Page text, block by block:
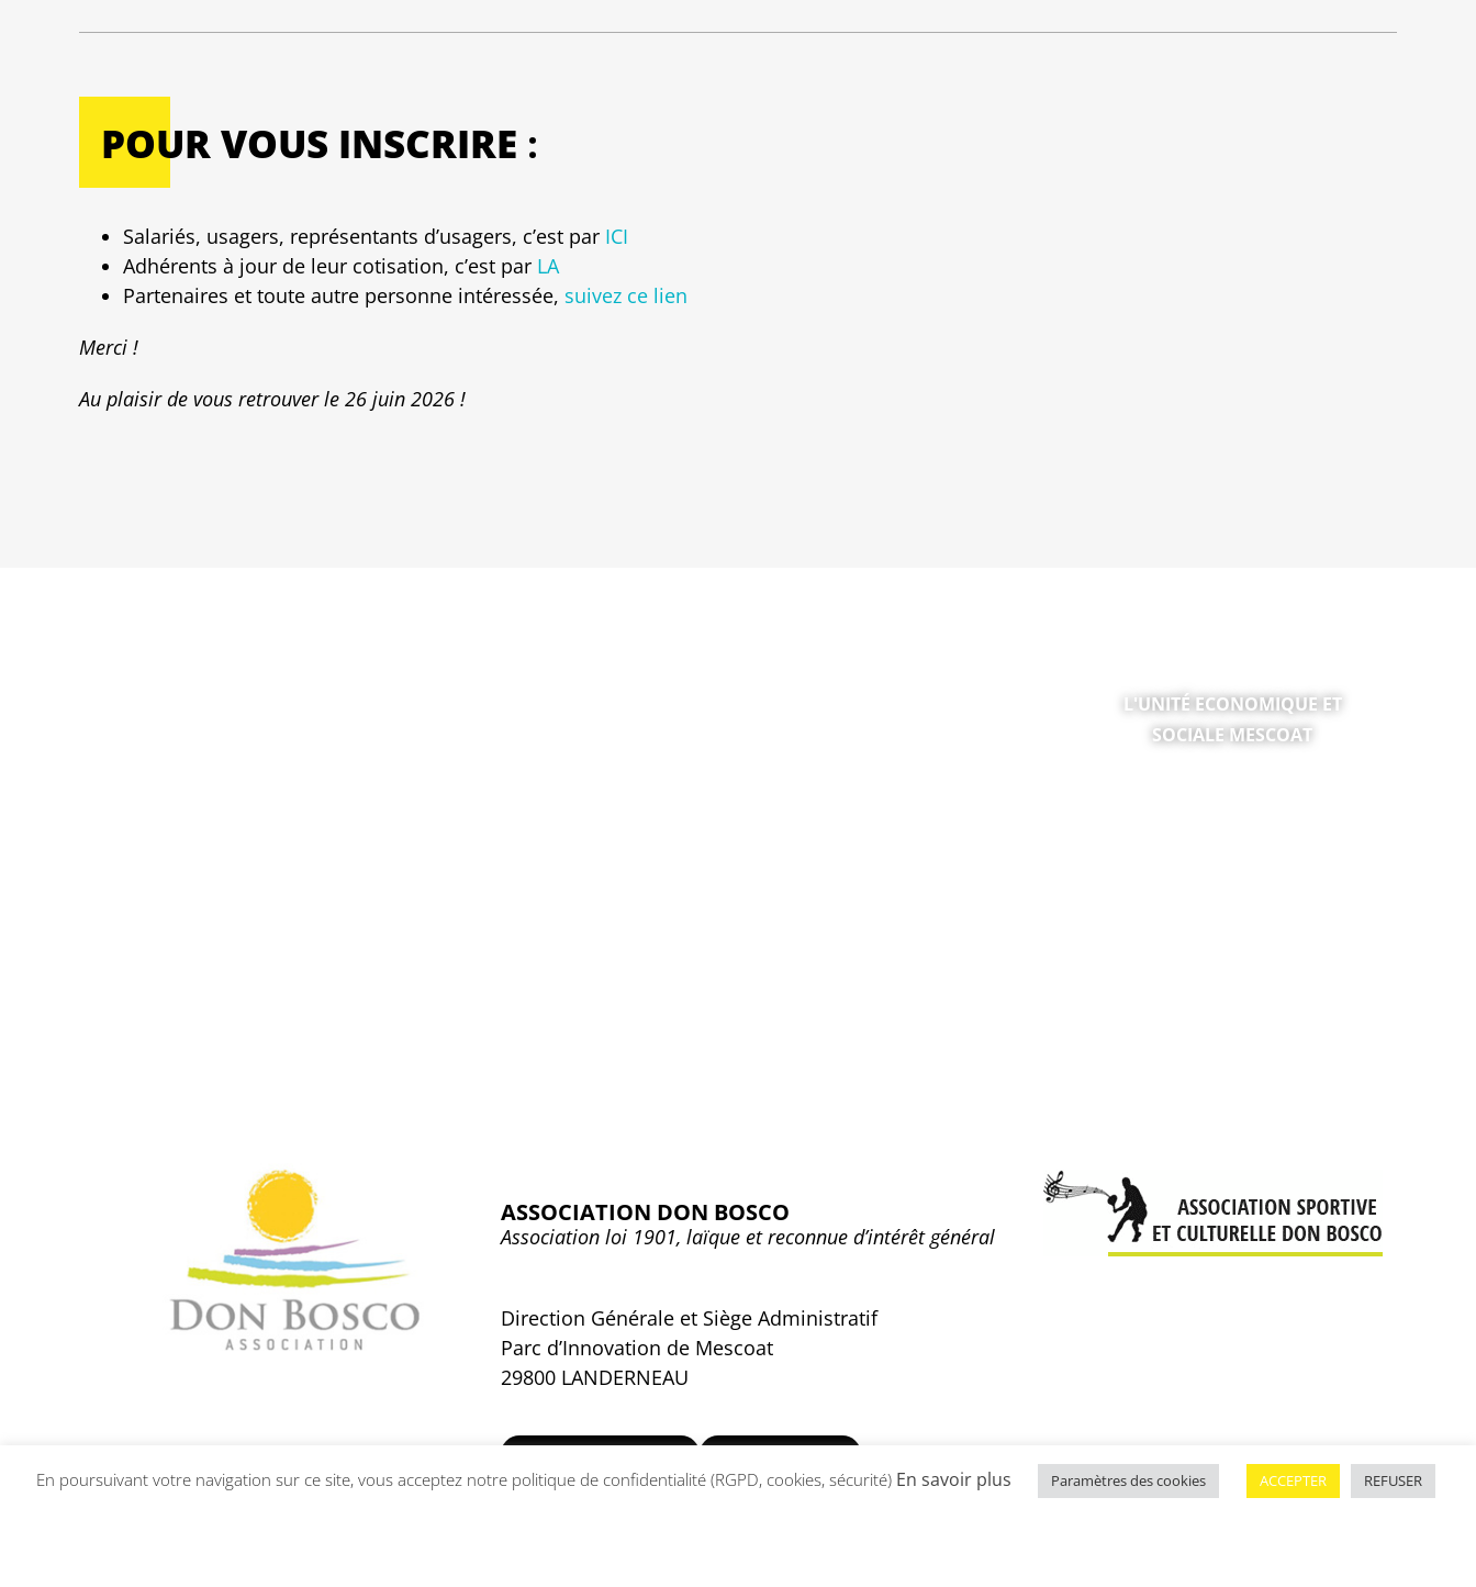
POUR VOUS INSCRIRE :
Salariés, usagers, représentants d’usagers, c’est par ICI
Adhérents à jour de leur cotisation, c’est par LA
Partenaires et toute autre personne intéressée, suivez ce lien
Merci !
Au plaisir de vous retrouver le 26 juin 2026 !
L'UNITÉ ECONOMIQUE ET
SOCIALE MESCOAT
ASSOCIATION DON BOSCO
Association loi 1901, laïque et reconnue d’intérêt général
Direction Générale et Siège Administratif
Parc d’Innovation de Mescoat
29800 LANDERNEAU
En poursuivant votre navigation sur ce site, vous acceptez notre politique de confidentialité (RGPD, cookies, sécurité) En savoir plus Paramètres des cookies ACCEPTER REFUSER